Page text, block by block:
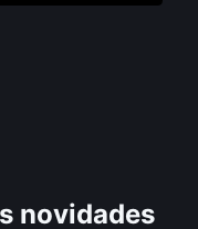
novidades